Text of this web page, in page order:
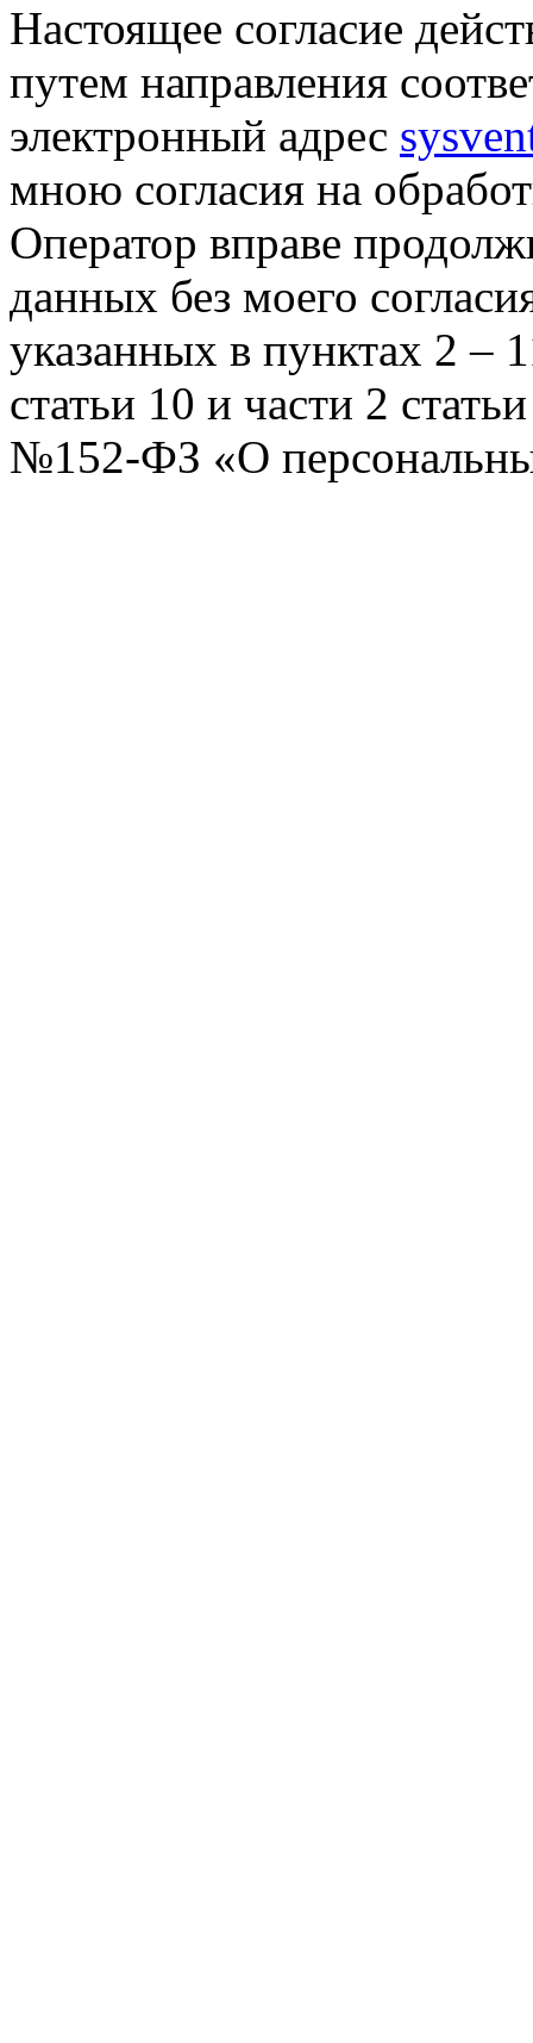
Настоящее согласие
путем направления
электронный адрес
мною согласия на
Оператор вправе
данных без моего
указанных в пунктах 2 –
статьи 10 и части 2
№152-ФЗ «О